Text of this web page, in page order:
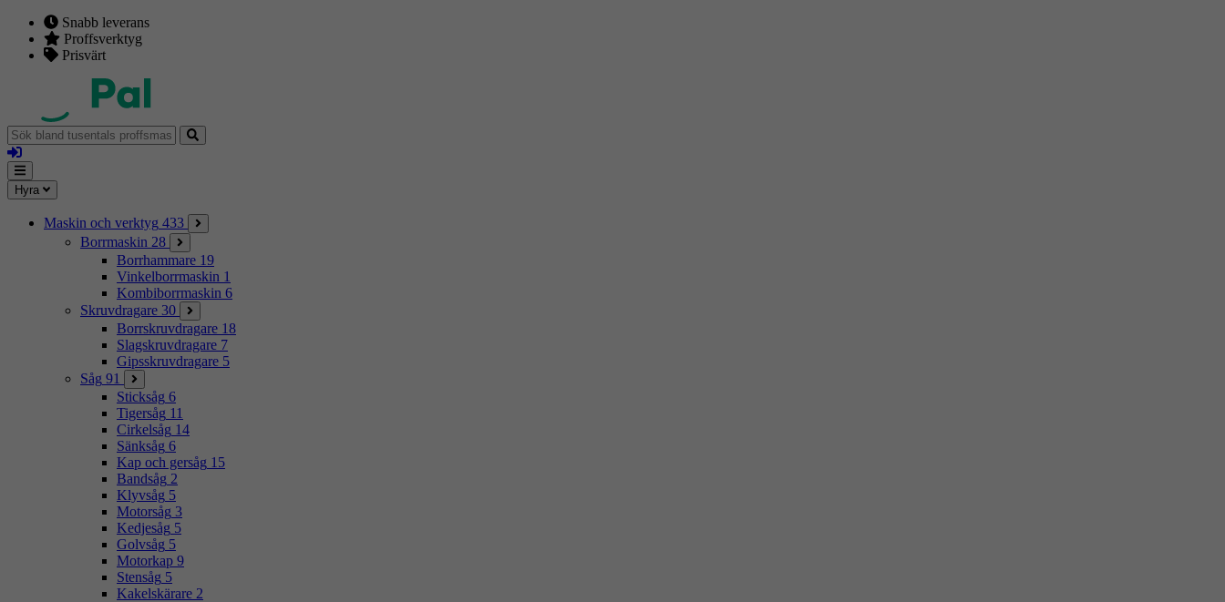
Snabb leverans
Proffsverktyg
Prisvärt
Sök
bland
tusentals
proffsmaskiner
Logga
in
Mina
sidor
Meny
Hyra
Maskin och verktyg 433
Borrmaskin 28
Borrhammare 19
Vinkelborrmaskin 1
Kombiborrmaskin 6
Skruvdragare 30
Borrskruvdragare 18
Slagskruvdragare 7
Gipsskruvdragare 5
Såg 91
Sticksåg 6
Tigersåg 11
Cirkelsåg 14
Sänksåg 6
Kap och gersåg 15
Bandsåg 2
Klyvsåg 5
Motorsåg 3
Kedjesåg 5
Golvsåg 5
Motorkap 9
Stensåg 5
Kakelskärare 2